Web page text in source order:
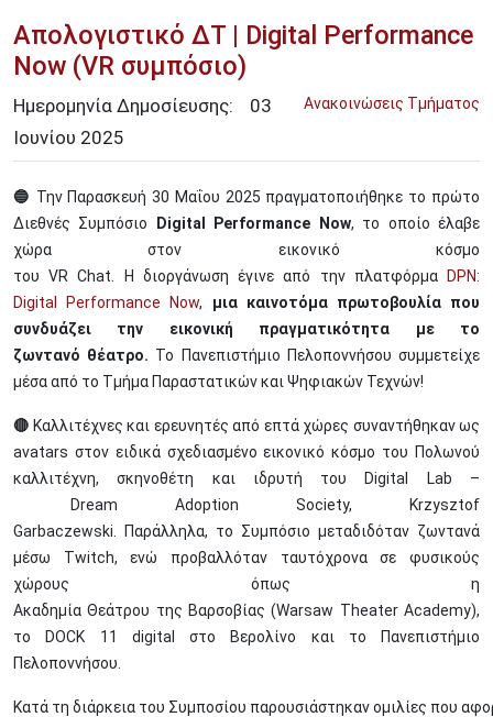
Απολογιστικό ΔΤ | Digital Performance
Now (VR συμπόσιο)
Ανακοινώσεις Τμήματος
Ημερομηνία Δημοσίευσης:
03
Ιουνίου 2025
🔵 Την Παρασκευή 30 Μαΐου 2025 πραγματοποιήθηκε το πρώτο
Διεθνές Συμπόσιο
Digital Performance Now, το οποίο έλαβε
χώρα στον εικονικό κόσμο
του VR Chat. Η διοργάνωση έγινε από την πλατφόρμα
DPN:
Digital Performance Now, μια καινοτόμα πρωτοβουλία που
συνδυάζει την εικονική πραγματικότητα με το
ζωντανό θέατρο. Το Πανεπιστήμιο Πελοποννήσου συμμετείχε
μέσα από το Τμήμα Παραστατικών και Ψηφιακών Τεχνών!
🔴 Καλλιτέχνες και ερευνητές από επτά χώρες συναντήθηκαν ως
avatars στον ειδικά σχεδιασμένο εικονικό κόσμο του Πολωνού
καλλιτέχνη, σκηνοθέτη και ιδρυτή του Digital Lab –
Dream Adoption Society, Krzysztof
Garbaczewski. Παράλληλα, το Συμπόσιο μεταδιδόταν ζωντανά
μέσω Twitch, ενώ προβαλλόταν ταυτόχρονα σε φυσικούς
χώρους όπως η
Ακαδημία Θεάτρου της Βαρσοβίας (Warsaw Theater Academy),
το DOCK 11 digital στο Βερολίνο και το Πανεπιστήμιο
Πελοποννήσου.
Κατά τη διάρκεια του Συμποσίου παρουσιάστηκαν ομιλίες που